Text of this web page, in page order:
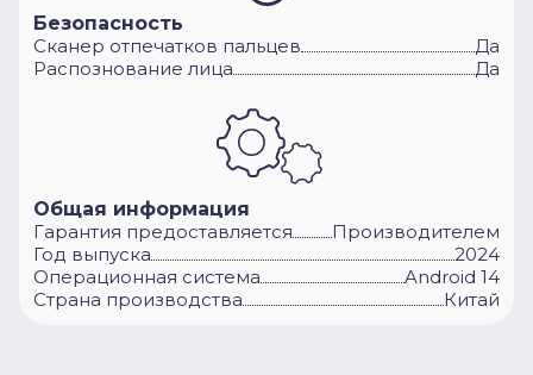
Безопасность
Сканер отпечатков пальцев
Да
Распознование лица
Да
Общая информация
Гарантия предоставляется
Производителем
Год выпуска
2024
Операционная система
Android 14
Cтрана производства
Китай